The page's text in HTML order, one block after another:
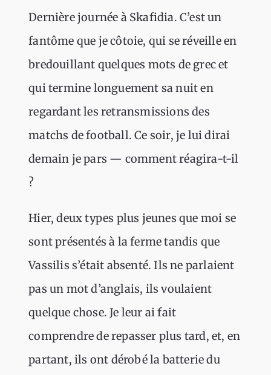
Dernière journée à Skafidia. C’est un
fantôme que je côtoie, qui se réveille en
bredouillant quelques mots de grec et
qui termine longuement sa nuit en
regardant les retransmissions des
matchs de football. Ce soir, je lui dirai
demain je pars — comment réagira-t-il
?
Hier, deux types plus jeunes que moi se
sont présentés à la ferme tandis que
Vassilis s’était absenté. Ils ne parlaient
pas un mot d’anglais, ils voulaient
quelque chose. Je leur ai fait
comprendre de repasser plus tard, et, en
partant, ils ont dérobé la batterie du